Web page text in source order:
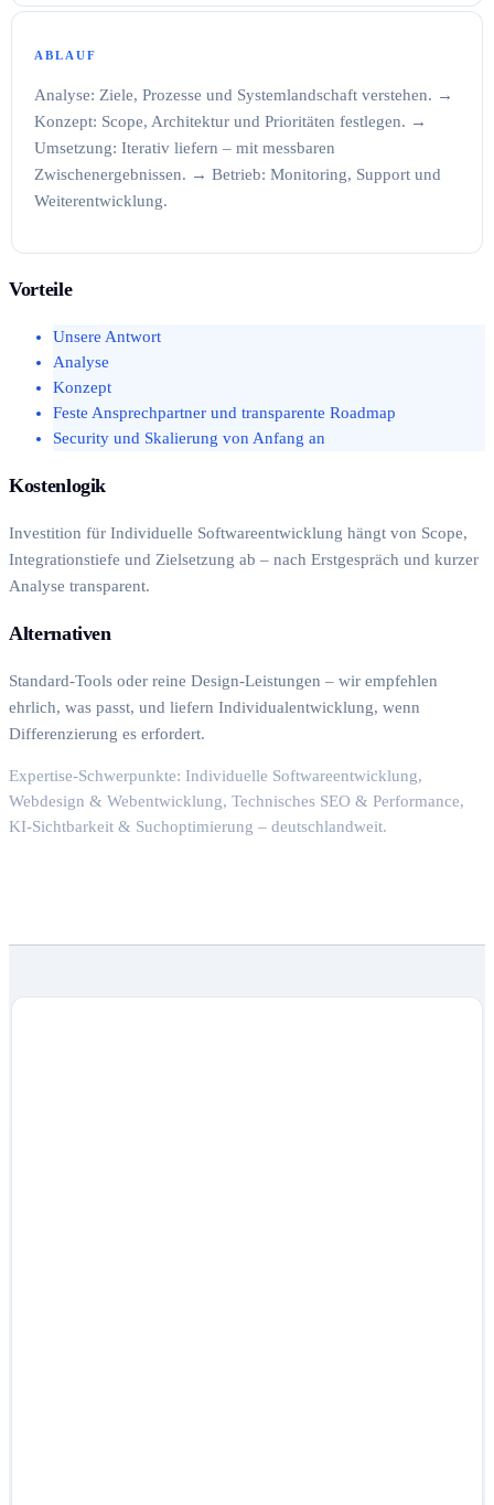
ABLAUF
Analyse: Ziele, Prozesse und Systemlandschaft verstehen. →
Konzept: Scope, Architektur und Prioritäten festlegen. →
Umsetzung: Iterativ liefern – mit messbaren
Zwischenergebnissen. → Betrieb: Monitoring, Support und
Weiterentwicklung.
Vorteile
Unsere Antwort
Analyse
Konzept
Feste Ansprechpartner und transparente Roadmap
Security und Skalierung von Anfang an
Kostenlogik
Investition für Individuelle Softwareentwicklung hängt von Scope,
Integrationstiefe und Zielsetzung ab – nach Erstgespräch und kurzer
Analyse transparent.
Alternativen
Standard-Tools oder reine Design-Leistungen – wir empfehlen
ehrlich, was passt, und liefern Individualentwicklung, wenn
Differenzierung es erfordert.
Expertise-Schwerpunkte: Individuelle Softwareentwicklung,
Webdesign & Webentwicklung, Technisches SEO & Performance,
KI-Sichtbarkeit & Suchoptimierung – deutschlandweit.